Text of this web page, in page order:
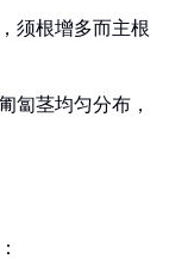
须根增多而主根
匐茎均匀分布，